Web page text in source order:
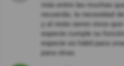
más entre las muchas
recuerda, la necesidad
y al resto seres vivos
especie cumple su
especie es hábil para
para otras.